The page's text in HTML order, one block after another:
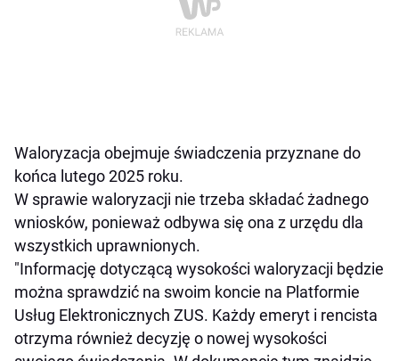
Waloryzacja obejmuje świadczenia przyznane do
końca lutego 2025 roku.
W sprawie waloryzacji nie trzeba składać żadnego
wniosków, ponieważ odbywa się ona z urzędu dla
wszystkich uprawnionych.
"Informację dotyczącą wysokości waloryzacji będzie
można sprawdzić na swoim koncie na Platformie
Usług Elektronicznych ZUS. Każdy emeryt i rencista
otrzyma również decyzję o nowej wysokości